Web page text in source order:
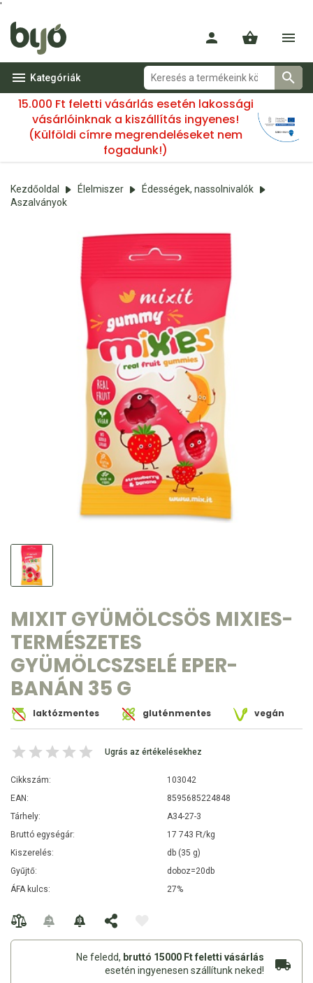
'
Kategóriák
15.000 Ft feletti vásárlás esetén lakossági
vásárlóinknak a kiszállítás ingyenes!
(Külföldi címre megrendeléseket nem
fogadunk!)
Kezdőoldal Élelmiszer
Édességek, nassolnivalók
Aszalványok
MIXIT GYÜMÖLCSÖS MIXIES-
TERMÉSZETES
GYÜMÖLCSZSELÉ EPER-
BANÁN 35 G
laktózmentes gluténmentes vegán
Ugrás az értékelésekhez
Cikkszám:
103042
EAN:
8595685224848
Tárhely:
A34-27-3
Bruttó egységár:
17 743 Ft/kg
Kiszerelés:
db (35 g)
Gyűjtő:
doboz=20db
ÁFA kulcs:
27%
Ne feledd, bruttó 15000 Ft feletti vásárlás
esetén ingyenesen szállítunk neked!